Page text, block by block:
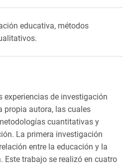
educativa, métodos
experiencias de investigación
propia autora, las cuales
cuantitativas y
La primera investigación
entre la educación y la
Este trabajo se realizó en cuatro